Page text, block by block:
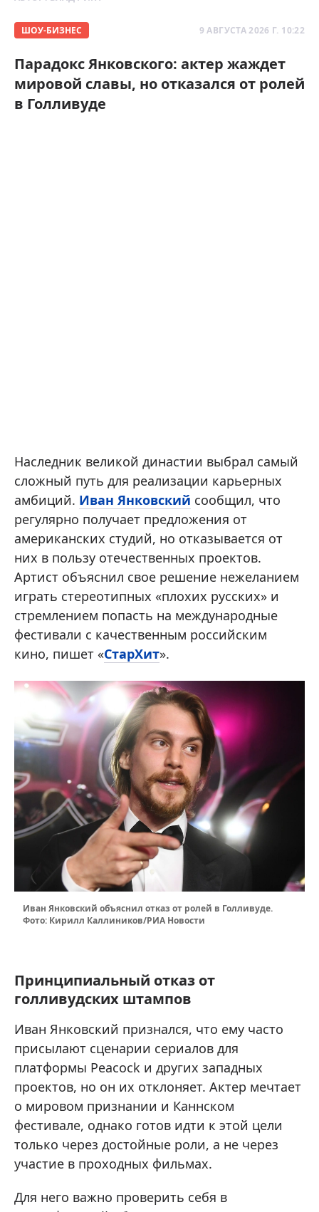
ШОУ-БИЗНЕС 9 АВГУСТА 2026 Г. 10:22
Парадокс Янковского: актер жаждет
мировой славы, но отказался от ролей
в Голливуде
Наследник великой династии выбрал самый
сложный путь для реализации карьерных
амбиций. Иван Янковский сообщил, что
регулярно получает предложения от
американских студий, но отказывается от
них в пользу отечественных проектов.
Артист объяснил свое решение нежеланием
играть стереотипных «плохих русских» и
стремлением попасть на международные
фестивали с качественным российским
кино, пишет «СтарХит».
Иван Янковский объяснил отказ от ролей в Голливуде.
Фото: Кирилл Каллиников/РИА Новости
Принципиальный отказ от
голливудских штампов
Иван Янковский признался, что ему часто
присылают сценарии сериалов для
платформы Peacock и других западных
проектов, но он их отклоняет. Актер мечтает
о мировом признании и Каннском
фестивале, однако готов идти к этой цели
только через достойные роли, а не через
участие в проходных фильмах.
Для него важно проверить себя в